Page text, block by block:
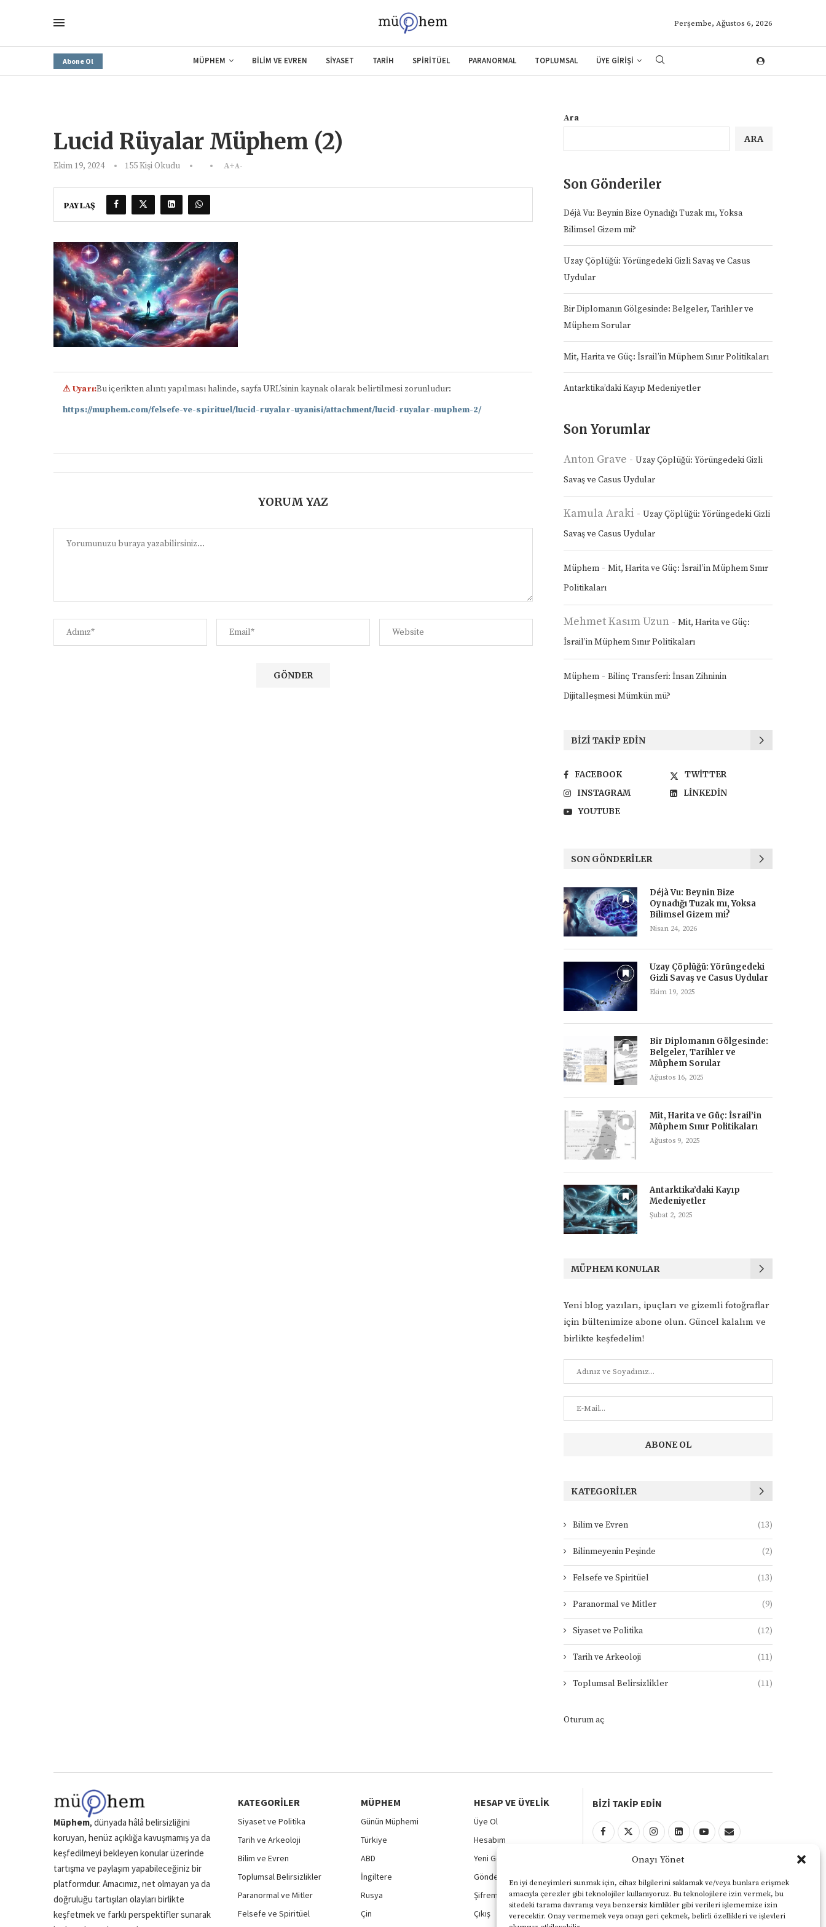
Onayı Yönet
En iyi deneyimleri sunmak için, cihaz bilgilerini saklamak ve/veya bunlara erişmek
amacıyla çerezler gibi teknolojiler kullanıyoruz. Bu teknolojilere izin vermek, bu
sitedeki tarama davranışı veya benzersiz kimlikler gibi verileri işlememize izin
verecektir. Onay vermemek veya onayı geri çekmek, belirli özellikleri ve işlevleri
Perşembe, Ağustos 6, 2026
Abone Ol MÜPHEM BİLİM VE EVREN SİYASET TARİH SPİRİTÜEL PARANORMAL TOPLUMSAL ÜYE GİRİŞİ
Lucid Rüyalar Müphem (2)
Ekim 19, 2024 155Kişi Okudu A+A-
PAYLAŞ
⚠ Uyarı:Bu içerikten alıntı yapılması halinde, sayfa URL’sinin kaynak olarak belirtilmesi zorunludur:
https://muphem.com/felsefe-ve-spirituel/lucid-ruyalar-uyanisi/attachment/lucid-ruyalar-muphem-2/
YORUM YAZ
Ara
ARA
Son Gönderiler
Déjà Vu: Beynin Bize Oynadığı Tuzak mı, Yoksa
Bilimsel Gizem mi?
Uzay Çöplüğü: Yörüngedeki Gizli Savaş ve Casus
Uydular
Bir Diplomanın Gölgesinde: Belgeler, Tarihler ve
Müphem Sorular
Mit, Harita ve Güç: İsrail’in Müphem Sınır Politikaları
Antarktika’daki Kayıp Medeniyetler
Son Yorumlar
Anton Grave - Uzay Çöplüğü: Yörüngedeki Gizli
Savaş ve Casus Uydular
Kamula Araki - Uzay Çöplüğü: Yörüngedeki Gizli
Savaş ve Casus Uydular
Müphem - Mit, Harita ve Güç: İsrail’in Müphem Sınır
Politikaları
Mehmet Kasım Uzun - Mit, Harita ve Güç:
İsrail’in Müphem Sınır Politikaları
Müphem - Bilinç Transferi: İnsan Zihninin
Dijitalleşmesi Mümkün mü?
BIZI TAKIP EDIN
FACEBOOK
TWITTER
INSTAGRAM
LINKEDIN
YOUTUBE
SON GÖNDERILER
Déjà Vu: Beynin Bize
Oynadığı Tuzak mı, Yoksa
Bilimsel Gizem mi?
Nisan 24, 2026
Uzay Çöplüğü: Yörüngedeki
Gizli Savaş ve Casus Uydular
Ekim 19, 2025
Bir Diplomanın Gölgesinde:
Belgeler, Tarihler ve
Müphem Sorular
Ağustos 16, 2025
Mit, Harita ve Güç: İsrail’in
Müphem Sınır Politikaları
Ağustos 9, 2025
Antarktika’daki Kayıp
Medeniyetler
Şubat 2, 2025
MÜPHEM KONULAR
Yeni blog yazıları, ipuçları ve gizemli fotoğraflar
için bültenimize abone olun. Güncel kalalım ve
birlikte keşfedelim!
KATEGORILER
Bilim ve Evren (13)
Bilinmeyenin Peşinde (2)
Felsefe ve Spiritüel (13)
Paranormal ve Mitler (9)
Siyaset ve Politika (12)
Tarih ve Arkeoloji (11)
Toplumsal Belirsizlikler (11)
Oturum aç
Müphem, dünyada hâlâ belirsizliğini
koruyan, henüz açıklığa kavuşmamış ya da
keşfedilmeyi bekleyen konular üzerinde
tartışma ve paylaşım yapabileceğiniz bir
platformdur. Amacımız, net olmayan ya da
doğruluğu tartışılan olayları birlikte
keşfetmek ve farklı perspektifler sunarak
KATEGORILER
Siyaset ve Politika
Tarih ve Arkeoloji
Bilim ve Evren
Toplumsal Belirsizlikler
Paranormal ve Mitler
Felsefe ve Spiritüel
MÜPHEM
Günün Müphemi
Türkiye
ABD
İngiltere
Rusya
Çin
HESAP VE ÜYELIK
Üye Ol
Hesabım
Yeni Gönderi
Gönderilerim
Şifremi Unuttum
Çıkış
BİZİ TAKİP EDİN
KULLANIM ŞARTLARI
Gizlilik ve Çerezler Politikası
Yasal Uyarı
KVKK Aydınlatma Metni